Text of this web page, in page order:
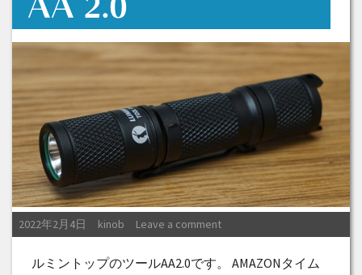
Posted on
2022年2月4日 Posted by
kinob Leave a comment
ルミントップのツールAA2.0です。 AMAZONタイム